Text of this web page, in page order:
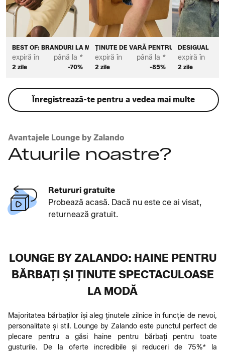
BEST OF: BRANDURI LA MODĂ PENTRU BĂRBAȚI
expiră în
2 zile
până la *
-70%
ȚINUTE DE VARĂ PENTRU BĂRBAȚI
expiră în
2 zile
până la *
-85%
DESIGUAL
expiră în
2 zile
Înregistrează-te pentru a vedea mai multe
Avantajele Lounge by Zalando
Atuurile noastre?
Retururi gratuite
Probează acasă. Dacă nu este ce ai visat,
returnează gratuit.
LOUNGE BY ZALANDO: HAINE PENTRU
BĂRBAȚI ȘI ȚINUTE SPECTACULOASE
LA MODĂ
Majoritatea bărbaților își aleg ținutele zilnice în funcție de nevoi,
personalitate și stil. Lounge by Zalando este punctul perfect de
plecare pentru a găsi haine pentru bărbați pentru toate
gusturile. De la oferte incredibile și reduceri de 75%* la